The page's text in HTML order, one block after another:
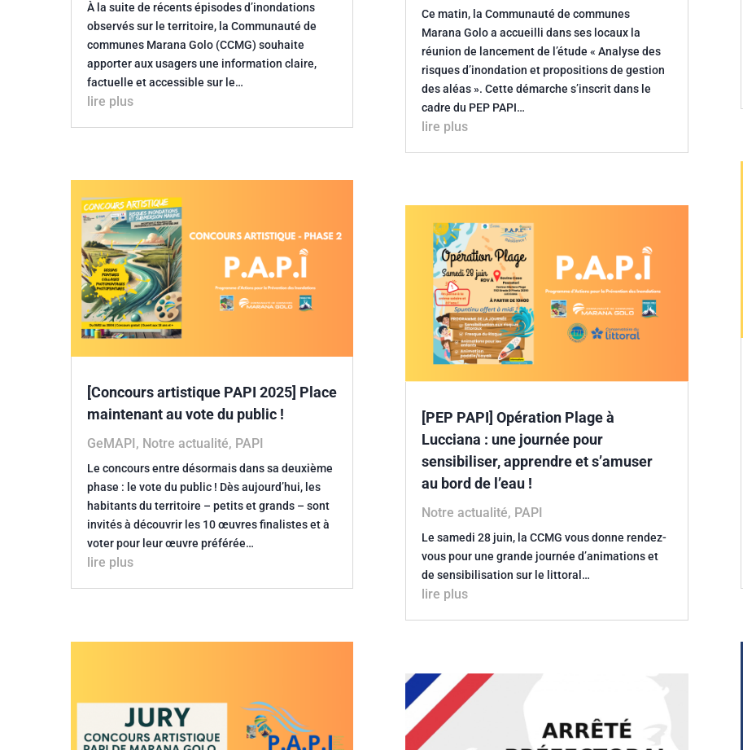
À la suite de récents épisodes d’inondations
observés sur le territoire, la Communauté de
communes Marana Golo (CCMG) souhaite
apporter aux usagers une information claire,
factuelle et accessible sur le…
lire plus
[Concours artistique PAPI 2025] Place
maintenant au vote du public !
GeMAPI , Notre actualité, PAPI
Le concours entre désormais dans sa deuxième
phase : le vote du public ! Dès aujourd’hui, les
habitants du territoire – petits et grands – sont
invités à découvrir les 10 œuvres finalistes et à
voter pour leur œuvre préférée…
lire plus
Ce matin, la Communauté de communes
Marana Golo a accueilli dans ses locaux la
réunion de lancement de l’étude « Analyse des
risques d’inondation et propositions de gestion
des aléas ». Cette démarche s’inscrit dans le
cadre du PEP PAPI…
lire plus
[PEP PAPI] Opération Plage à
Lucciana : une journée pour
sensibiliser, apprendre et s’amuser
au bord de l’eau !
Notre actualité, PAPI
Le samedi 28 juin, la CCMG vous donne rendez-
vous pour une grande journée d’animations et
de sensibilisation sur le littoral…
lire plus